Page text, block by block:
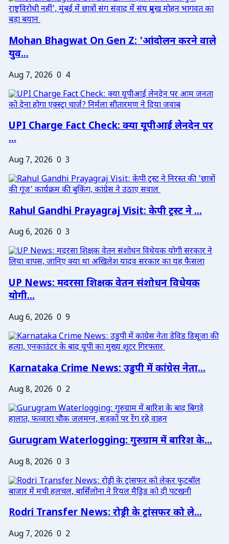
Mohan Bhagwat On Gen Z: 'आंदोलन करने वाले
युव...
Aug 7, 2026 0 4
UPI Charge Fact Check: क्या यूपीआई लेनदेन पर
...
Aug 7, 2026 0 3
Rahul Gandhi Prayagraj Visit: केपी ट्रस्ट ने ...
Aug 6, 2026 0 3
UP News: मदरसा शिक्षक वेतन संशोधन विधेयक
योगी...
Aug 6, 2026 0 9
Karnataka Crime News: उडुपी में कांग्रेस नेता...
Aug 8, 2026 0 2
Gurugram Waterlogging: गुरुग्राम में बारिश के...
Aug 8, 2026 0 3
Rodri Transfer News: रोड्री के ट्रांसफर को ले...
Aug 7, 2026 0 2